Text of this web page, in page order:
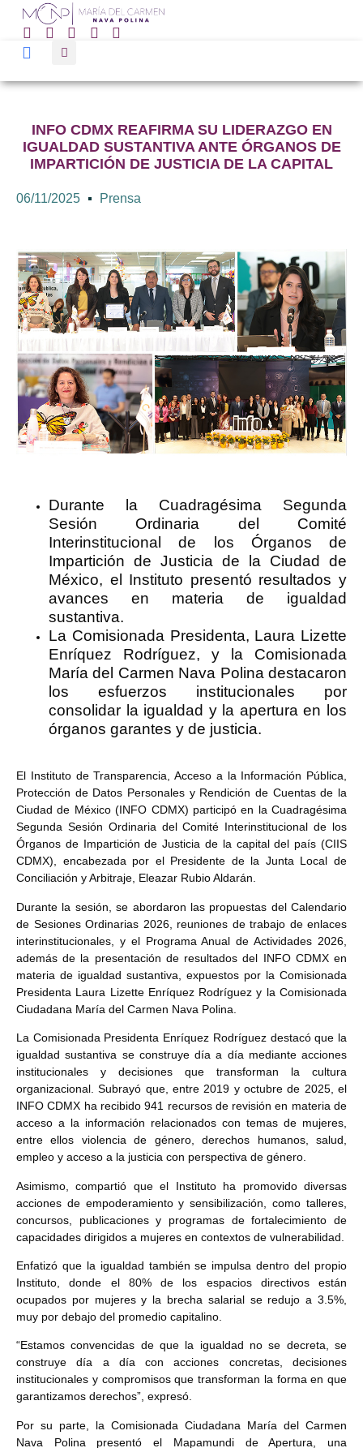
INFO CDMX REAFIRMA SU LIDERAZGO EN
IGUALDAD SUSTANTIVA ANTE ÓRGANOS DE
IMPARTICIÓN DE JUSTICIA DE LA CAPITAL
06/11/2025 Prensa
Durante la Cuadragésima Segunda
Sesión Ordinaria del Comité
Interinstitucional de los Órganos de
Impartición de Justicia de la Ciudad de
México, el Instituto presentó resultados y
avances en materia de igualdad
sustantiva.
La Comisionada Presidenta, Laura Lizette
Enríquez Rodríguez, y la Comisionada
María del Carmen Nava Polina destacaron
los esfuerzos institucionales por
consolidar la igualdad y la apertura en los
órganos garantes y de justicia.
El Instituto de Transparencia, Acceso a la Información Pública,
Protección de Datos Personales y Rendición de Cuentas de la
Ciudad de México (INFO CDMX) participó en la Cuadragésima
Segunda Sesión Ordinaria del Comité Interinstitucional de los
Órganos de Impartición de Justicia de la capital del país (CIIS
CDMX), encabezada por el Presidente de la Junta Local de
Conciliación y Arbitraje, Eleazar Rubio Aldarán.
Durante la sesión, se abordaron las propuestas del Calendario
de Sesiones Ordinarias 2026, reuniones de trabajo de enlaces
interinstitucionales, y el Programa Anual de Actividades 2026,
además de la presentación de resultados del INFO CDMX en
materia de igualdad sustantiva, expuestos por la Comisionada
Presidenta Laura Lizette Enríquez Rodríguez y la Comisionada
Ciudadana María del Carmen Nava Polina.
La Comisionada Presidenta Enríquez Rodríguez destacó que la
igualdad sustantiva se construye día a día mediante acciones
institucionales y decisiones que transforman la cultura
organizacional. Subrayó que, entre 2019 y octubre de 2025, el
INFO CDMX ha recibido 941 recursos de revisión en materia de
acceso a la información relacionados con temas de mujeres,
entre ellos violencia de género, derechos humanos, salud,
empleo y acceso a la justicia con perspectiva de género.
Asimismo, compartió que el Instituto ha promovido diversas
acciones de empoderamiento y sensibilización, como talleres,
concursos, publicaciones y programas de fortalecimiento de
capacidades dirigidos a mujeres en contextos de vulnerabilidad.
Enfatizó que la igualdad también se impulsa dentro del propio
Instituto, donde el 80% de los espacios directivos están
ocupados por mujeres y la brecha salarial se redujo a 3.5%,
muy por debajo del promedio capitalino.
“Estamos convencidas de que la igualdad no se decreta, se
construye día a día con acciones concretas, decisiones
institucionales y compromisos que transforman la forma en que
garantizamos derechos”, expresó.
Por su parte, la Comisionada Ciudadana María del Carmen
Nava Polina presentó el Mapamundi de Apertura, una